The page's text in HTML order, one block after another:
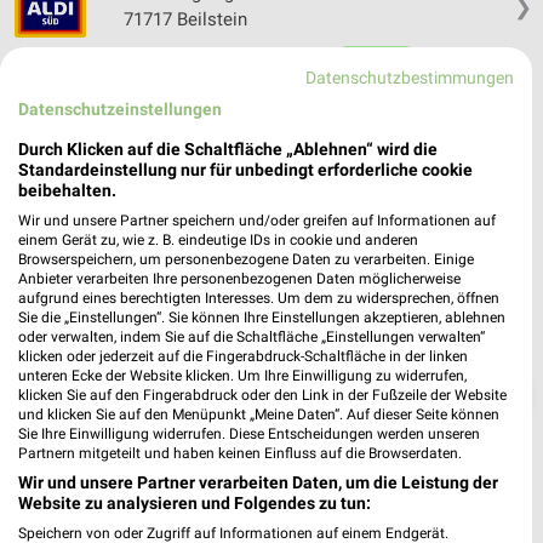
❯
71717 Beilstein
482,17 km • Angebote: 7 Prospekte
❯
Datenschutzbestimmungen
Datenschutzeinstellungen
Durch Klicken auf die Schaltfläche „Ablehnen“ wird die
Standardeinstellung nur für unbedingt erforderliche cookie
beibehalten.
Wir und unsere Partner speichern und/oder greifen auf Informationen auf
einem Gerät zu, wie z. B. eindeutige IDs in cookie und anderen
Browserspeichern, um personenbezogene Daten zu verarbeiten. Einige
Anbieter verarbeiten Ihre personenbezogenen Daten möglicherweise
aufgrund eines berechtigten Interesses. Um dem zu widersprechen, öffnen
Sie die „Einstellungen“. Sie können Ihre Einstellungen akzeptieren, ablehnen
oder verwalten, indem Sie auf die Schaltfläche „Einstellungen verwalten“
klicken oder jederzeit auf die Fingerabdruck-Schaltfläche in der linken
unteren Ecke der Website klicken. Um Ihre Einwilligung zu widerrufen,
klicken Sie auf den Fingerabdruck oder den Link in der Fußzeile der Website
und klicken Sie auf den Menüpunkt „Meine Daten“. Auf dieser Seite können
Sie Ihre Einwilligung widerrufen. Diese Entscheidungen werden unseren
Partnern mitgeteilt und haben keinen Einfluss auf die Browserdaten.
Wir und unsere Partner verarbeiten Daten, um die Leistung der
Website zu analysieren und Folgendes zu tun:
Speichern von oder Zugriff auf Informationen auf einem Endgerät.